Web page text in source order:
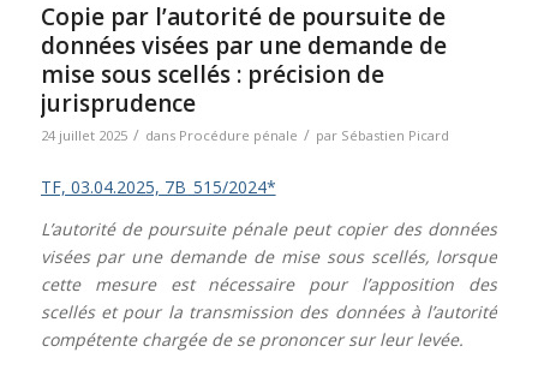
Copie par l’autorité de poursuite de
données visées par une demande de
mise sous scellés : précision de
jurisprudence
24 juillet 2025 / dans Procédure pénale / par Sébastien Picard
TF, 03.04.2025, 7B_515/2024*
L’autorité de poursuite pénale peut copier des données
visées par une demande de mise sous scellés, lorsque
cette mesure est nécessaire pour l’apposition des
scellés et pour la transmission des données à l’autorité
compétente chargée de se prononcer sur leur levée.